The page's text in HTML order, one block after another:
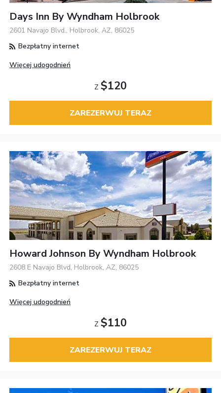
Days Inn By Wyndham Holbrook
2601 Navajo Blvd., Holbrook, AZ, 86025
Bezpłatny internet
Więcej udogodnień
Z $120
ZAREZERWUJ TERAZ
Howard Johnson By Wyndham Holbrook
2608 E Navajo Blvd, Holbrook, AZ, 86025
Bezpłatny internet
Więcej udogodnień
Z $110
ZAREZERWUJ TERAZ